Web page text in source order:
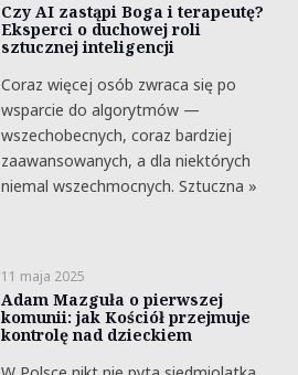
Czy AI zastąpi Boga i terapeutę?
Eksperci o duchowej roli
sztucznej inteligencji
Coraz więcej osób zwraca się po
wsparcie do algorytmów —
wszechobecnych, coraz bardziej
zaawansowanych, a dla niektórych
niemal wszechmocnych. Sztuczna »
11 maja 2025
Adam Mazguła o pierwszej
komunii: jak Kościół przejmuje
kontrolę nad dzieckiem